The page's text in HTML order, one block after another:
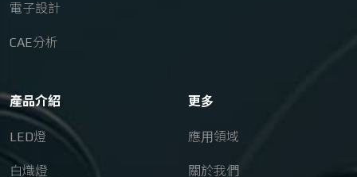
電子設計
CAE分析
產品介紹
LED燈
白熾燈
更多
應用領域
關於我們